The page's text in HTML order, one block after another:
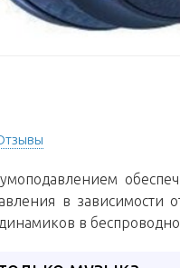
в зависимости
в